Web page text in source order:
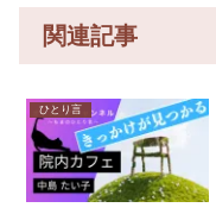
関連記事
ひとり言